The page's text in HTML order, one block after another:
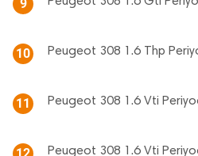
9
10 Peugeot 308 1.6 Thp
11 Peugeot 308 1.6 Vti
Peugeot 308 1.6 Vti